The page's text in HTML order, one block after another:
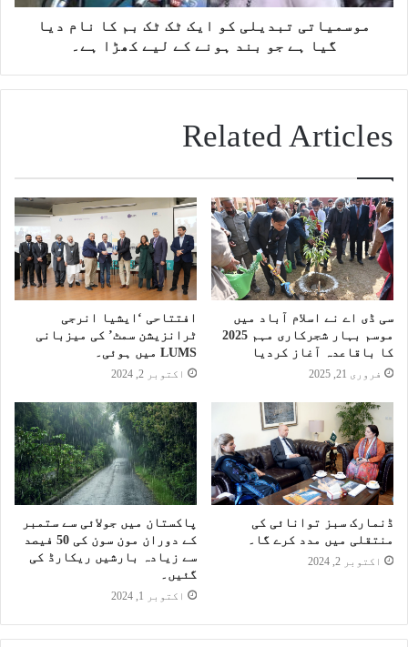
موسمیاتی تبدیلی کو ایک ٹک ٹک بم کا نام دیا
گیا ہے جو بند ہونے کے لیے کھڑا ہے۔
Related Articles
سی ڈی اے نے اسلام آباد میں
موسم بہار شجرکاری مہم 2025
کا باقاعدہ آغاز کردیا
فروری 21, 2025
افتتاحی ‘ایشیا انرجی
ٹرانزیشن سمٹ’ کی میزبانی
LUMS میں ہوئی۔
اکتوبر 2, 2024
ڈنمارک سبز توانائی کی
منتقلی میں مدد کرے گا۔
اکتوبر 2, 2024
پاکستان میں جولائی سے ستمبر
کے دوران مون سون کی 50 فیصد
سے زیادہ بارشیں ریکارڈ کی
گئیں۔
اکتوبر 1, 2024